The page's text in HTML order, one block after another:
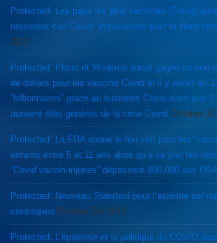
Protected: Les pays les plus vaccinés (Covid)
nouveaux cas Covid: implications pour la Herd
2021
Protected: Pfizer et Moderna aurait gagné un peu
de dollars pour les vaccins Covid et il y aurait eu
“billionnaires” grace au business Covid alors que
auraient étés générés de la crise Covid October
Protected: La FDA donne le feu vert pour les
enfants entre 5 et 11 ans alors qu’à ce jour les
“Covid vaccin injuries” dépassent 800,000 aux USA
Protected: Nouveau Standard pour l’aspirine par
cardiaques October 30, 2021
Protected: L’épidémie et la politique du COVID auraient empirées la